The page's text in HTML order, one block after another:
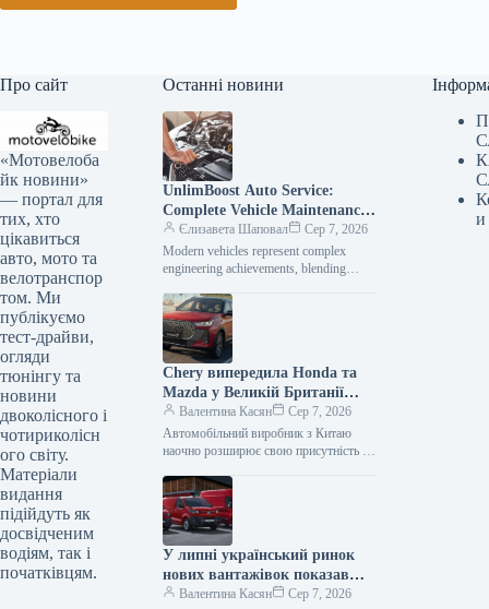
Про сайт
«Мотовелоба
йк новини»
— портал для
тих, хто
цікавиться
авто, мото та
велотранспор
том. Ми
публікуємо
тест-драйви,
огляди
тюнінгу та
новини
двоколісного і
чотириколісн
ого світу.
Матеріали
видання
підійдуть як
досвідченим
водіям, так і
початківцям.
Останні новини
UnlimBoost Auto Service:
Complete Vehicle Maintenance
& ECU Tuning
Єлизавета Шаповал
Сер 7, 2026
Modern vehicles represent complex
engineering achievements, blending
with intricate electronic management
systems. When searching for specialized
car…
Chery випередила Honda та
Mazda у Великій Британії
лише за рік після своєї появи
на ринку.
Валентина Касян
Сер 7, 2026
Автомобільний виробник з Китаю
наочно розширює свою присутність на
відсоткову частку менш ніж за 12
місяців від…
У липні український ринок
нових вантажівок показав
зростання продажів на 34
Валентина Касян
Сер 7, 2026
и